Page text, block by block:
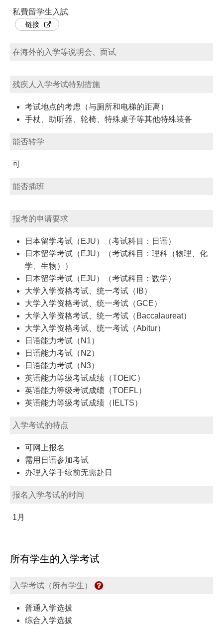
私費留学生入試
链接
在海外的入学等说明会、面试
残疾人入学考试特别措施
考试地点的考虑（与厕所和电梯的距离）
手杖、助听器、轮椅、特殊桌子等其他特殊装备
能否转学
可
能否插班
报考的申请要求
日本留学考试（EJU）（考试科目：日语）
日本留学考试（EJU）（考试科目：理科（物理、化
学、生物））
日本留学考试（EJU）（考试科目：数学）
大学入学资格考试、统一考试（IB）
大学入学资格考试、统一考试（GCE）
大学入学资格考试、统一考试（Baccalaureat）
大学入学资格考试、统一考试（Abitur）
日语能力考试（N1）
日语能力考试（N2）
日语能力考试（N3）
英语能力等级考试成绩（TOEIC）
英语能力等级考试成绩（TOEFL）
英语能力等级考试成绩（IELTS）
入学考试的特点
可网上报名
需用日语参加考试
办理入学手续前无需赴日
报名入学考试的时间
1月
所有学生的入学考试
入学考试（所有学生）
普通入学选拔
综合入学选拔